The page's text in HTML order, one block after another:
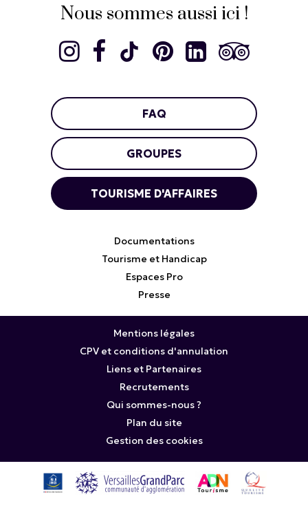
Nous sommes aussi ici !
FAQ
GROUPES
TOURISME D'AFFAIRES
Documentations
Tourisme et Handicap
Espaces Pro
Presse
Mentions légales
CPV et conditions d'annulation
Liens et Partenaires
Recrutements
Qui sommes-nous ?
Plan du site
Gestion des cookies